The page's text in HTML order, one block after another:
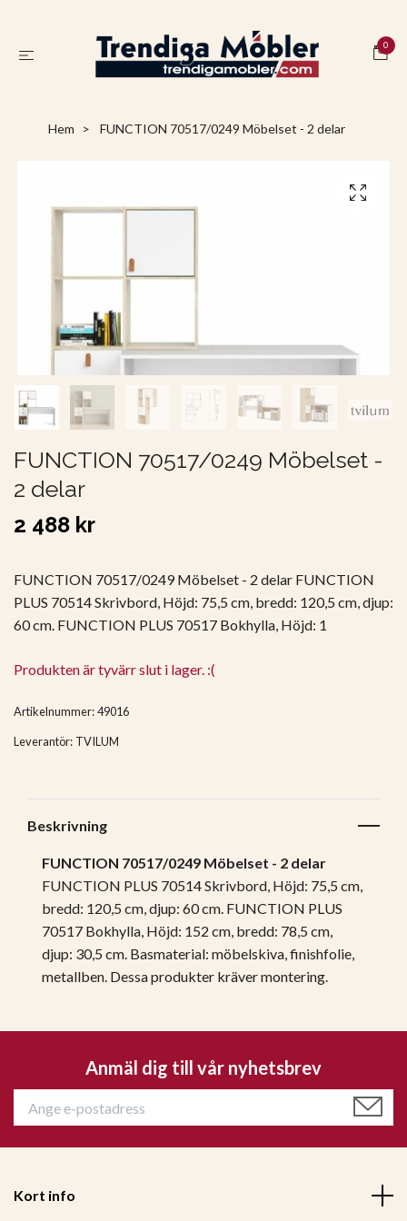
0
Hem FUNCTION 70517/0249 Möbelset - 2 delar
FUNCTION 70517/0249 Möbelset -
2 delar
2 488 kr
FUNCTION 70517/0249 Möbelset - 2 delar FUNCTION
PLUS 70514 Skrivbord, Höjd: 75,5 cm, bredd: 120,5 cm, djup:
60 cm. FUNCTION PLUS 70517 Bokhylla, Höjd: 1
Produkten är tyvärr slut i lager. :(
Artikelnummer:49016
Leverantör: TVILUM
Beskrivning
FUNCTION 70517/0249 Möbelset - 2 delar
FUNCTION PLUS 70514 Skrivbord, Höjd: 75,5 cm,
bredd: 120,5 cm, djup: 60 cm. FUNCTION PLUS
70517 Bokhylla, Höjd: 152 cm, bredd: 78,5 cm,
djup: 30,5 cm. Basmaterial: möbelskiva, finishfolie,
metallben. Dessa produkter kräver montering.
Anmäl dig till vår nyhetsbrev
Kort info